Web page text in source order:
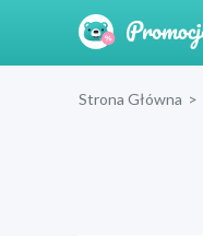
Strona Główna >